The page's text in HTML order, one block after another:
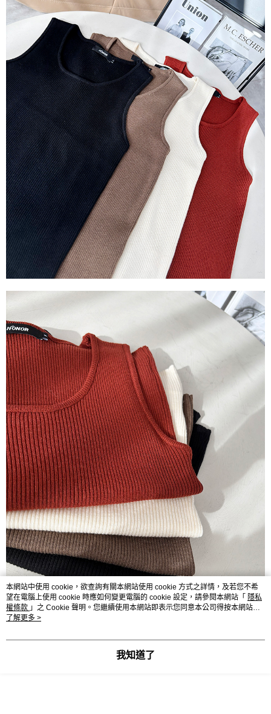
本網站中使用 cookie，欲查詢有關本網站使用 cookie 方式之詳情，及若您不希
望在電腦上使用 cookie 時應如何變更電腦的 cookie 設定，請參閱本網站「 隱私
權條款 」之 Cookie 聲明。您繼續使用本網站即表示您同意本公司得按本網站使
用條款之 Cookie 聲明使用 cookie。
了解更多 >
我知道了